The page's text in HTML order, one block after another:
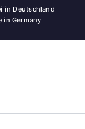
in Deutschland
in Germany